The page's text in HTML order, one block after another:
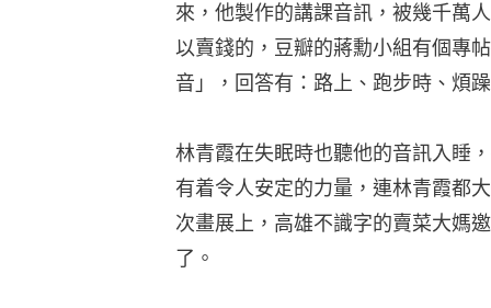
來，他製作的講課音訊，被幾千萬
以賣錢的，豆瓣的蔣勳小組有個專
音」，回答有：路上、跑步時、煩
林青霞在失眠時也聽他的音訊入睡
有着令人安定的力量，連林青霞都
次畫展上，高雄不識字的賣菜大媽
了。